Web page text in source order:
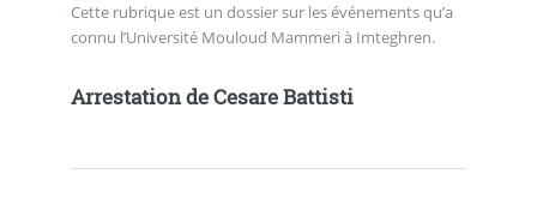
Cette rubrique est un dossier sur les événements qu’a
connu l’Université Mouloud Mammeri à Imteghren.
Arrestation de Cesare Battisti